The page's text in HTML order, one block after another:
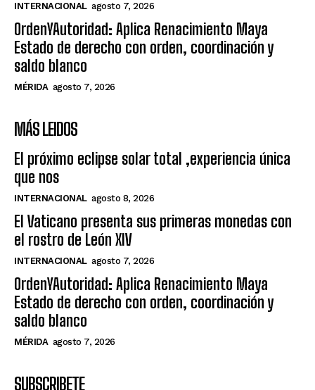
INTERNACIONAL agosto 7, 2026
OrdenYAutoridad: Aplica Renacimiento Maya
Estado de derecho con orden, coordinación y
saldo blanco
MÉRIDA agosto 7, 2026
MÁS LEIDOS
El próximo eclipse solar total ,experiencia única
que nos
INTERNACIONAL agosto 8, 2026
El Vaticano presenta sus primeras monedas con
el rostro de León XIV
INTERNACIONAL agosto 7, 2026
OrdenYAutoridad: Aplica Renacimiento Maya
Estado de derecho con orden, coordinación y
saldo blanco
MÉRIDA agosto 7, 2026
SUBSCRIBETE